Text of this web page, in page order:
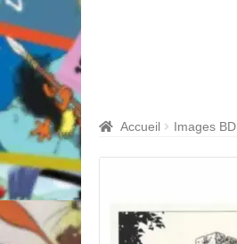
Accueil Images BD